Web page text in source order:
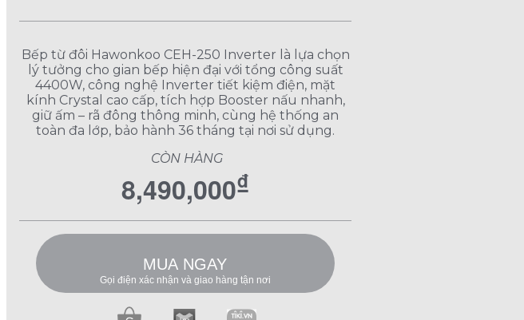
Bếp từ đôi Hawonkoo CEH-250 Inverter là lựa chọn
lý tưởng cho gian bếp hiện đại với tổng công suất
4400W, công nghệ Inverter tiết kiệm điện, mặt
kính Crystal cao cấp, tích hợp Booster nấu nhanh,
giữ ấm – rã đông thông minh, cùng hệ thống an
toàn đa lớp, bảo hành 36 tháng tại nơi sử dụng.
CÒN HÀNG
8,490,000₫
MUA NGAY
Gọi điện xác nhận và giao hàng tận nơi